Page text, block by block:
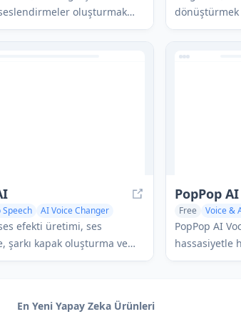
oluşturmak
kullanan bir metinden
sunar.
dönüştürmek
sesi ve ses
Speech
AI Voice Changer
efekti üretimi, ses
şarkı kapak oluşturma ve
yetenekleri dahil olmak
PopPop
Free Voice &
AI Music
PopPop AI
hassasiyetle
En Yeni Yapay Zeka Ürünleri